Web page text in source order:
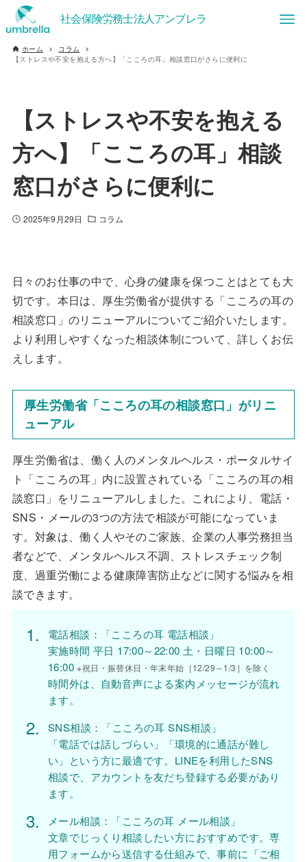
ホーム
コラム
【ストレスや不安を抱える方へ】「こころの耳」相談窓口がさらに便利に
【ストレスや不安を抱える
方へ】「こころの耳」相談
窓口がさらに便利に
2025年9月29日 コラム
日々のお仕事の中で、心身の健康を保つことはとても大
切です。本日は、厚生労働省が提供する「こころの耳の
相談窓口」のリニューアルについてご紹介いたします。
より利用しやすくなった相談体制について、詳しくお伝
えします。
厚生労働省「こころの耳の相談窓口」がリニ
ューアル
厚生労働省は、働く人のメンタルヘルス・ポータルサイ
ト「こころの耳」内に設置されている「こころの耳の相
談窓口」をリニューアルしました。これにより、電話・
SNS・メールの3つの方法で相談が可能になっていま
す。対象は、働く人やそのご家族、企業の人事労務担当
者などで、メンタルヘルス不調、ストレスチェック制
度、過重労働による健康障害防止などに関する悩みを相
談できます。
電話相談：「こころの耳 電話相談」
実施時間 平日 17:00～22:00 土・日曜日 10:00～
16:00※祝日・振替休日・年末年始［12/29～1/3］を除く
時間外は、自動音声による案内メッセージが流れ
ます。
SNS相談：「こころの耳 SNS相談」
「電話では話しづらい」「環境的に通話が難し
い」という方に最適です。LINEを利用したSNS
相談で、アカウントを友だち登録する必要があり
ます。
メール相談：「こころの耳 メール相談」
文章でじっくり相談したい方におすすめです。専
用フォームから送信する仕組みで、事前に「ご相